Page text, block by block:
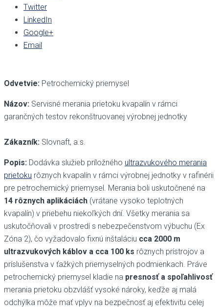
Twitter
LinkedIn
Google+
Email
Odvetvie: Petrochemický priemysel
Názov: Servisné merania prietoku kvapalín v rámci
garančných testov rekonštruovanej výrobnej jednotky
Zákazník: Slovnaft, a.s.
Popis: Dodávka služieb príložného ultrazvukového merania
prietoku rôznych kvapalín v rámci výrobnej jednotky v rafinérii
pre petrochemický priemysel. Merania boli uskutočnené na
14 rôznych aplikáciách (vrátane vysoko teplotných
kvapalín) v priebehu niekoľkých dní. Všetky merania sa
uskutočňovali v prostredí s nebezpečenstvom výbuchu (Ex
Zóna 2), čo vyžadovalo fixnú inštaláciu cca 2000 m
ultrazvukových káblov a cca 100 ks rôznych prístrojov a
príslušenstva v ťažkých priemyselných podmienkach. Práve
petrochemický priemysel kladie na presnosť a spoľahlivosť
merania prietoku obzvlášť vysoké nároky, keďže aj malá
odchýlka môže mať vplyv na bezpečnosť aj efektivitu celej